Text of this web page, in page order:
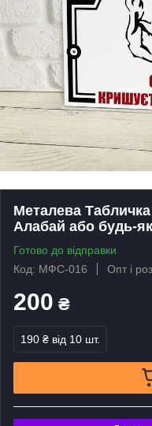
Металева
Алабай або будь-
Готово до відправки
Код: МФС-016
Опт і
200 ₴
190 ₴ від 10 шт.